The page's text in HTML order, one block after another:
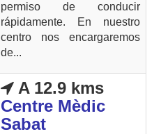
permiso de conducir
rápidamente. En nuestro
centro nos encargaremos
de...
A 12.9 kms
Centre Mèdic
Sabat